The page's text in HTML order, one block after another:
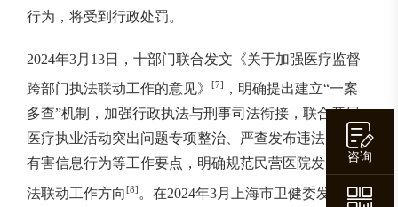
行为，将受到行政处罚。
2024年3月13日，十部门联合发文《关于加强医疗监督
跨部门执法联动工作的意见》
[7]
，明确提出建立“一案
多查”机制，加强行政执法与刑事司法衔接，联合开展
医疗执业活动突出问题专项整治、严查发布违法广告和
有害信息行为等工作要点，明确规范民营医院发展等执
法联动工作方向[8] 。在2024年3月上海市卫健委发布的
咨询